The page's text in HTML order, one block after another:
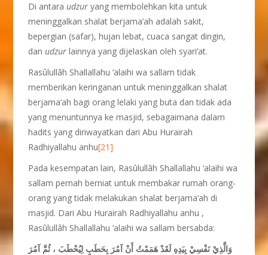
Di antaraudzur yang membolehkan kita untuk
meninggalkan shalat berjama’ah adalah sakit,
bepergian (safar), hujan lebat, cuaca sangat dingin,
danudzur lainnya yang dijelaskan oleh syari’at.
Rasûlullâh Shallallahu ‘alaihi wa sallam tidak
memberikan keringanan untuk meninggalkan shalat
berjama’ah bagi orang lelaki yang buta dan tidak ada
yang menuntunnya ke masjid, sebagaimana dalam
hadits yang diriwayatkan dari Abu Hurairah
Radhiyallahu anhu[21]
Pada kesempatan lain, Rasûlullâh Shallallahu ‘alaihi wa
sallam pernah berniat untuk membakar rumah orang-
orang yang tidak melakukan shalat berjama’ah di
masjid. Dari Abu Hurairah Radhiyallahu anhu ,
Rasûlullâh Shallallahu ‘alaihi wa sallam bersabda:
وَالَّذِيْ نَفْسِيْ بِيَدِهِ لَقَدْ هَمَمْتُ أَنْ آمُرَ بِحَطَبٍ لِيُحْطَبَ ، ثُمَّ آمُرَ